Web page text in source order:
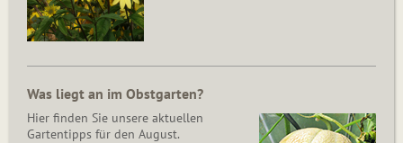
Was liegt an im Obstgarten?
Hier finden Sie unsere aktuellen
Gartentipps für den August.